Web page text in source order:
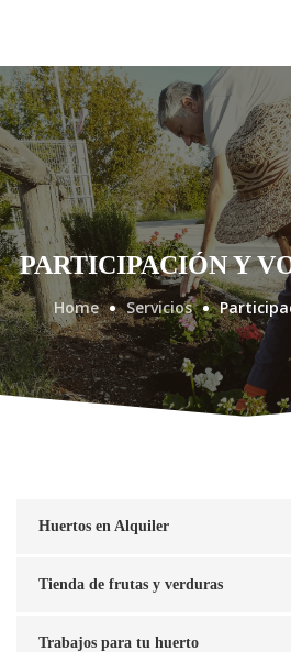
PARTICIPACIÓN Y
Home Servicios
Huertos en Alquiler
Tienda de frutas y verduras
Trabajos para tu huerto